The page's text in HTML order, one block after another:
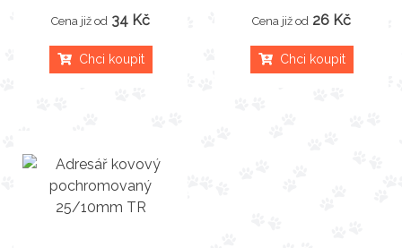
Cena již od 34 Kč
Chci koupit
Cena již od 26 Kč
Chci koupit